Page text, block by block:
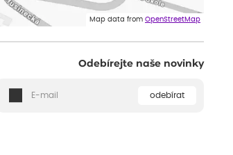
Map data from OpenStreetMap
Odebírejte naše novinky
odebírat